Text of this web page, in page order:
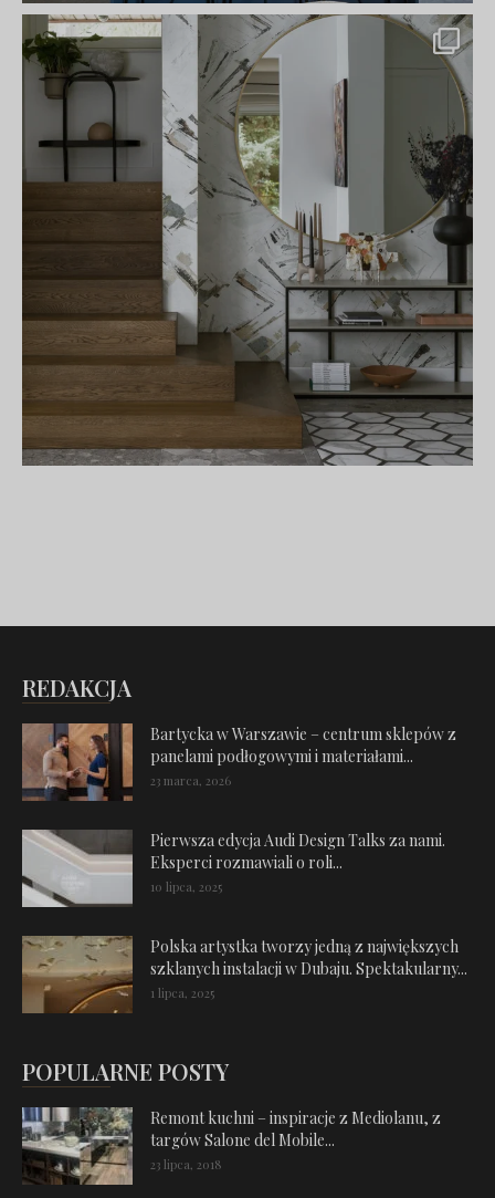
REDAKCJA
Bartycka w Warszawie – centrum sklepów z
panelami podłogowymi i materiałami...
23 marca, 2026
Pierwsza edycja Audi Design Talks za nami.
Eksperci rozmawiali o roli...
10 lipca, 2025
Polska artystka tworzy jedną z największych
szklanych instalacji w Dubaju. Spektakularny...
1 lipca, 2025
POPULARNE POSTY
Remont kuchni – inspiracje z Mediolanu, z
targów Salone del Mobile...
23 lipca, 2018